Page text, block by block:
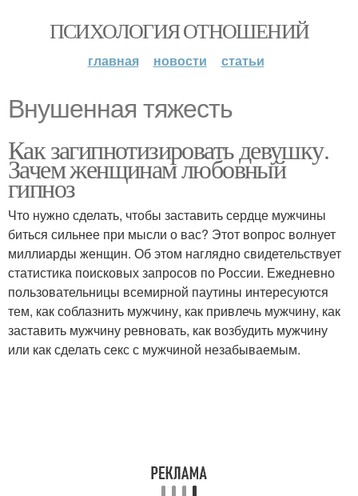
ПСИХОЛОГИЯ ОТНОШЕНИЙ
главная новости статьи
Внушенная тяжесть
Как загипнотизировать девушку.
Зачем женщинам любовный
гипноз
Что нужно сделать, чтобы заставить сердце мужчины
биться сильнее при мысли о вас? Этот вопрос волнует
миллиарды женщин. Об этом наглядно свидетельствует
статистика поисковых запросов по России. Ежедневно
пользовательницы всемирной паутины интересуются
тем, как соблазнить мужчину, как привлечь мужчину, как
заставить мужчину ревновать, как возбудить мужчину
или как сделать секс с мужчиной незабываемым.